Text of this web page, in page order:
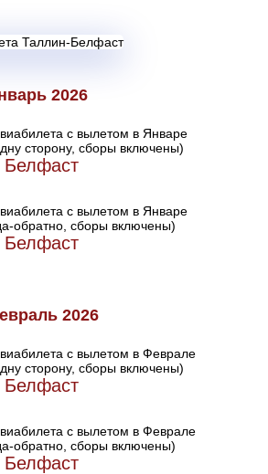
2026
с вылетом в Январе
сторону, сборы включены)
Белфаст
с вылетом в Январе
обратно, сборы включены)
Белфаст
2026
с вылетом в Феврале
сторону, сборы включены)
Белфаст
с вылетом в Феврале
обратно, сборы включены)
Белфаст